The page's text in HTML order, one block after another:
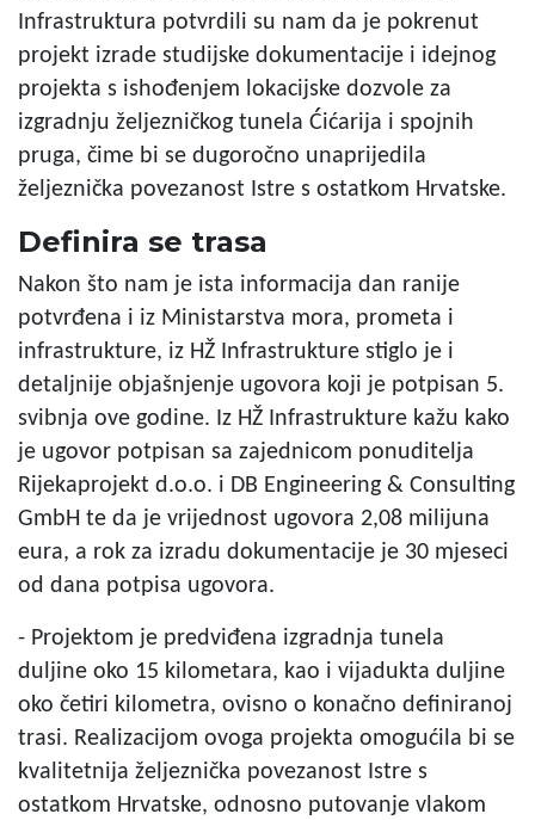
Infrastruktura potvrdili su nam da je pokrenut
projekt izrade studijske dokumentacije i idejnog
projekta s ishođenjem lokacijske dozvole za
izgradnju željezničkog tunela Ćićarija i spojnih
pruga, čime bi se dugoročno unaprijedila
željeznička povezanost Istre s ostatkom Hrvatske.
Definira se trasa
Nakon što nam je ista informacija dan ranije
potvrđena i iz Ministarstva mora, prometa i
infrastrukture, iz HŽ Infrastrukture stiglo je i
detaljnije objašnjenje ugovora koji je potpisan 5.
svibnja ove godine. Iz HŽ Infrastrukture kažu kako
je ugovor potpisan sa zajednicom ponuditelja
Rijekaprojekt d.o.o. i DB Engineering & Consulting
GmbH te da je vrijednost ugovora 2,08 milijuna
eura, a rok za izradu dokumentacije je 30 mjeseci
od dana potpisa ugovora.
- Projektom je predviđena izgradnja tunela
duljine oko 15 kilometara, kao i vijadukta duljine
oko četiri kilometra, ovisno o konačno definiranoj
trasi. Realizacijom ovoga projekta omogućila bi se
kvalitetnija željeznička povezanost Istre s
ostatkom Hrvatske, odnosno putovanje vlakom